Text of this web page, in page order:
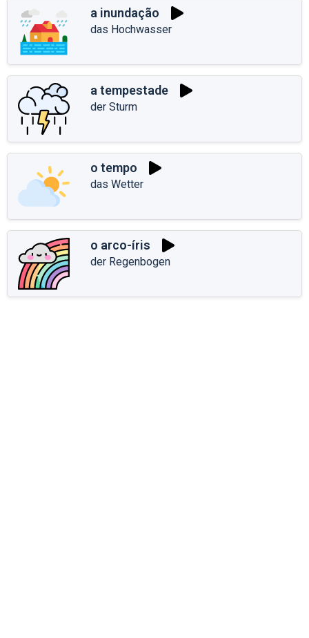
a inundação
das Hochwasser
a tempestade
der Sturm
o tempo
das Wetter
o arco-íris
der Regenbogen